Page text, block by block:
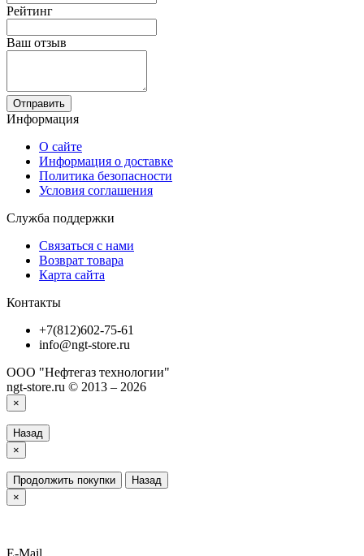
Рейтинг
Ваш отзыв
Отправить
Информация
О сайте
Информация о доставке
Политика безопасности
Условия соглашения
Служба поддержки
Связаться с нами
Возврат товара
Карта сайта
Контакты
+7(812)602-75-61
info@ngt-store.ru
ООО "Нефтегаз технологии"
ngt-store.ru © 2013 – 2026
×
Назад
×
Продолжить покупки
Назад
×